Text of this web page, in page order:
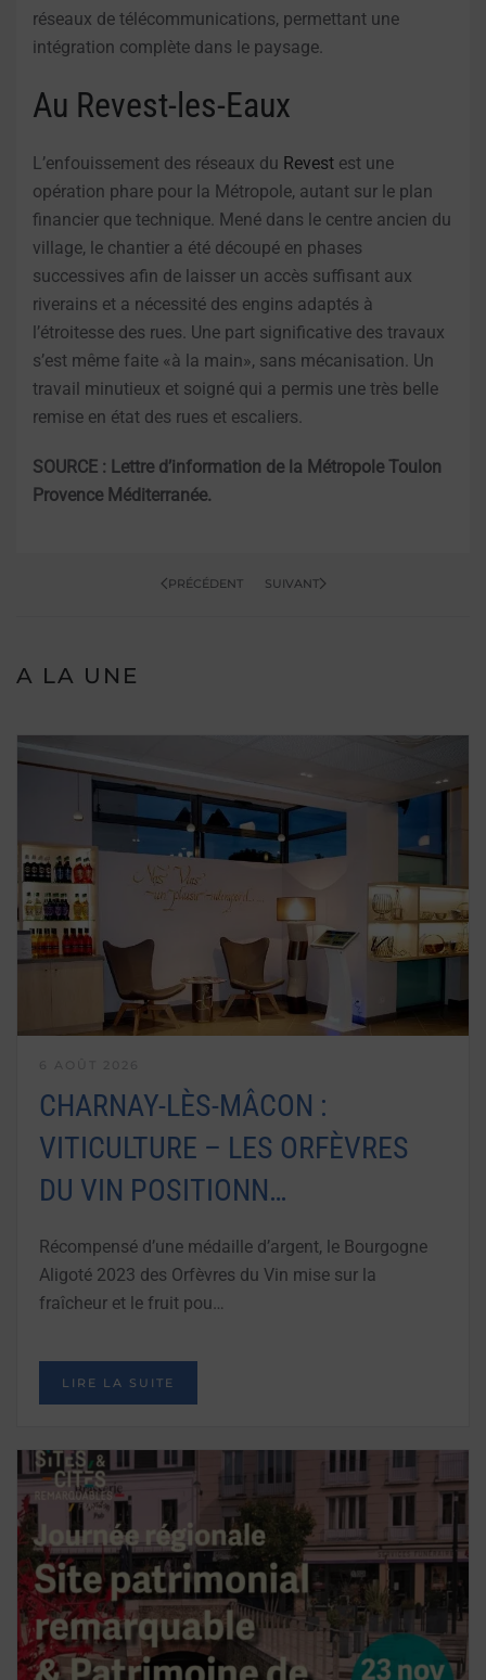
réseaux de télécommunications, permettant une
intégration complète dans le paysage.
Au Revest-les-Eaux
L’enfouissement des réseaux du Revest est une
opération phare pour la Métropole, autant sur le plan
financier que technique. Mené dans le centre ancien du
village, le chantier a été découpé en phases
successives afin de laisser un accès suffisant aux
riverains et a nécessité des engins adaptés à
l’étroitesse des rues. Une part significative des travaux
s’est même faite «à la main», sans mécanisation. Un
travail minutieux et soigné qui a permis une très belle
remise en état des rues et escaliers.
SOURCE : Lettre d’information de la Métropole Toulon
Provence Méditerranée.
PRÉCÉDENT SUIVANT
A LA UNE
CHARNAY-LÈS-MÂCON :
VITICULTURE – LES ORFÈVRES
DU VIN POSITIONN…
Récompensé d’une médaille d’argent, le Bourgogne
Aligoté 2023 des Orfèvres du Vin mise sur la
fraîcheur et le fruit pou…
LIRE LA SUITE